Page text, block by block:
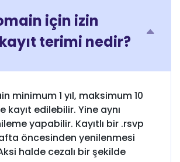
için izin
terimi nedir?
minimum 1 yıl, maksimum 10
kayıt edilebilir. Yine aynı
yapabilir. Kayıtlı bir .rsvp
öncesinden yenilenmesi
halde cezalı bir şekilde